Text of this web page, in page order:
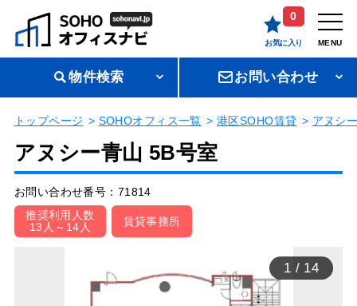
0
お気に入り MENU
物件検索 お問い合わせ
トップページ SOHOオフィス一覧 港区SOHO賃貸 アヌシ
アヌシー青山 5B号室
お問い合わせ番号：71814
推奨利用人数
13人～14人
賃貸事務所
1 / 14